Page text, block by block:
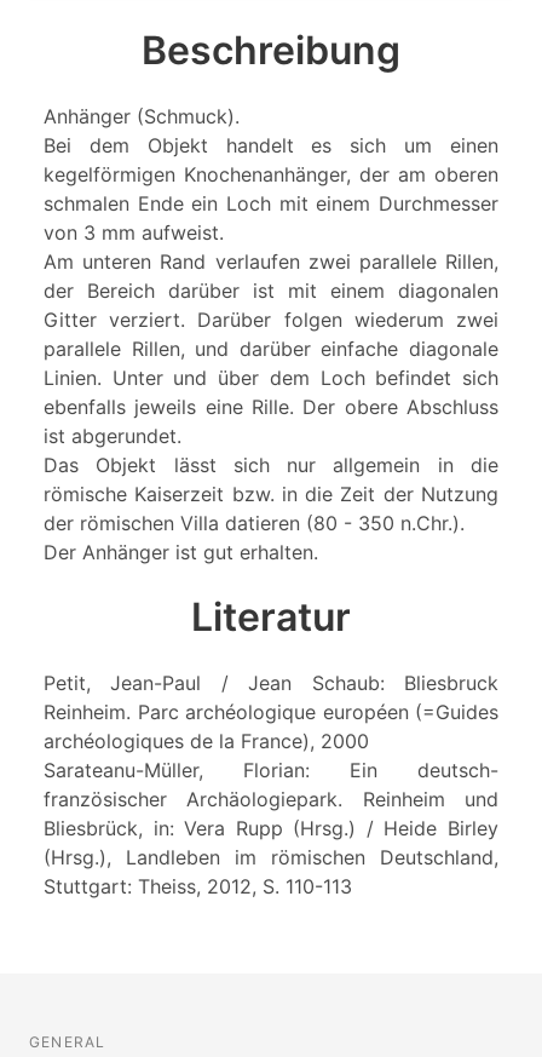
Beschreibung
Anhänger (Schmuck).
Bei dem Objekt handelt es sich um einen
kegelförmigen Knochenanhänger, der am oberen
schmalen Ende ein Loch mit einem Durchmesser
von 3 mm aufweist.
Am unteren Rand verlaufen zwei parallele Rillen,
der Bereich darüber ist mit einem diagonalen
Gitter verziert. Darüber folgen wiederum zwei
parallele Rillen, und darüber einfache diagonale
Linien. Unter und über dem Loch befindet sich
ebenfalls jeweils eine Rille. Der obere Abschluss
ist abgerundet.
Das Objekt lässt sich nur allgemein in die
römische Kaiserzeit bzw. in die Zeit der Nutzung
der römischen Villa datieren (80 - 350 n.Chr.).
Der Anhänger ist gut erhalten.
Literatur
Petit, Jean-Paul / Jean Schaub: Bliesbruck
Reinheim. Parc archéologique européen (=Guides
archéologiques de la France), 2000
Sarateanu-Müller, Florian: Ein deutsch-
französischer Archäologiepark. Reinheim und
Bliesbrück, in: Vera Rupp (Hrsg.) / Heide Birley
(Hrsg.), Landleben im römischen Deutschland,
Stuttgart: Theiss, 2012, S. 110-113
GENERAL